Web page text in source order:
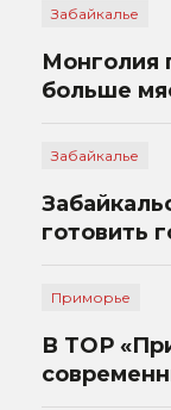
Забайкалье
Монголия
больше
Забайкалье
готовить
Приморье
В ТОР